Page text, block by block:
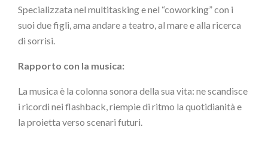
Specializzata nel multitasking e nel “coworking” con i
suoi due figli, ama andare a teatro, al mare e alla ricerca
di sorrisi.
Rapporto con la musica:
La musica è la colonna sonora della sua vita: ne scandisce
i ricordi nei flashback, riempie di ritmo la quotidianità e
la proietta verso scenari futuri.